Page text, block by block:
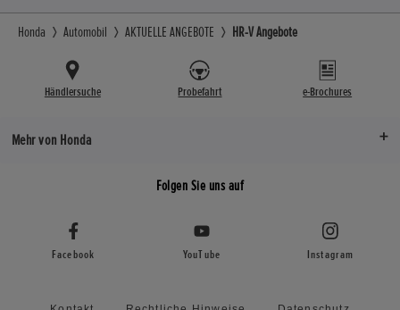
Honda Automobil AKTUELLE ANGEBOTE HR-V Angebote
Händlersuche Probefahrt e-Brochures
Mehr von Honda
Folgen Sie uns auf
Facebook YouTube Instagram